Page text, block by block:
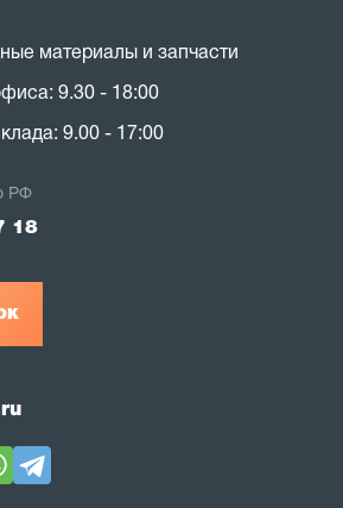
материалы и запчасти
9.30 - 18:00
9.00 - 17:00
РФ
18